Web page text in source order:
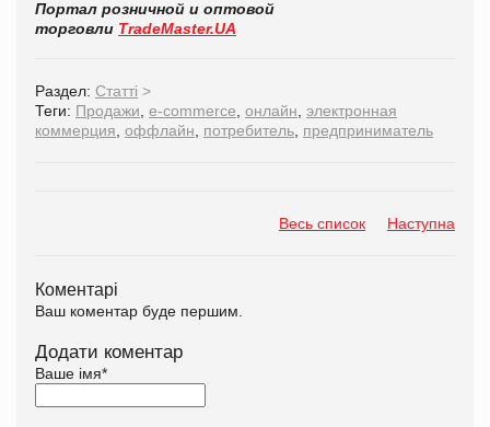
Портал розничной и оптовой
торговли TradeMaster.UA
Раздел: Статті >
Теги: Продажи, e-commerce, онлайн, электронная
коммерция, оффлайн, потребитель, предприниматель
Весь список Наступна
Коментарі
Ваш коментар буде першим.
Додати коментар
Ваше імя*